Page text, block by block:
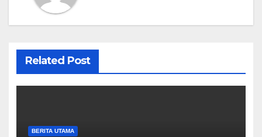
Related Post
BERITA UTAMA